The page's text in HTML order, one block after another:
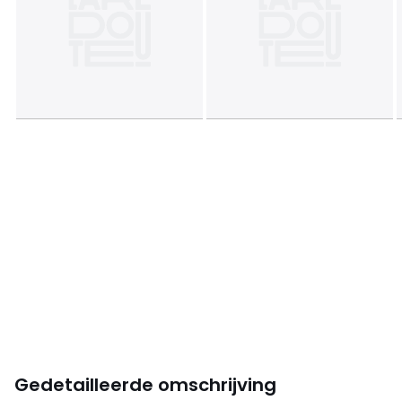
Gedetailleerde omschrijving